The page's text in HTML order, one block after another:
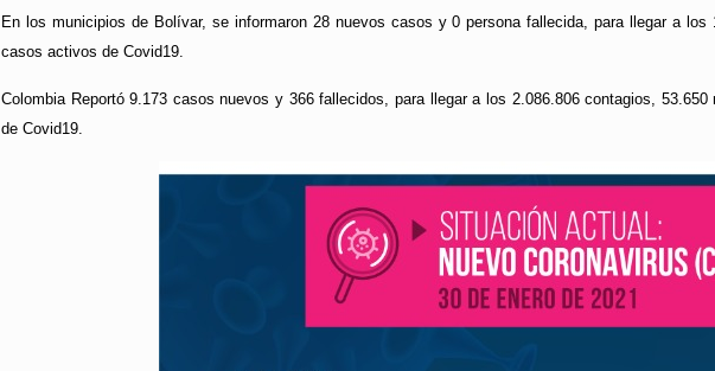
En los municipios de Bolívar, se informaron 28 nuevos casos y 0 persona fallecida, para llegar a
casos activos de Covid19.
Colombia Reportó 9.173 casos nuevos y 366 fallecidos, para llegar a los 2.086.806 contagios,
de Covid19.